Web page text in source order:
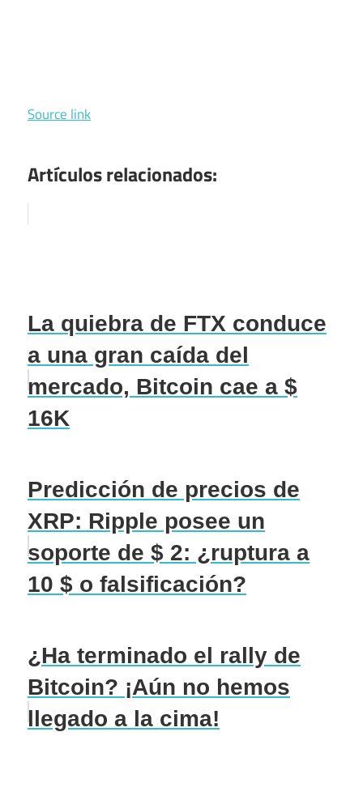
Source link
Artículos relacionados:
La quiebra de FTX conduce
a una gran caída del
mercado, Bitcoin cae a $
16K
Predicción de precios de
XRP: Ripple posee un
soporte de $ 2: ¿ruptura a
10 $ o falsificación?
¿Ha terminado el rally de
Bitcoin? ¡Aún no hemos
llegado a la cima!